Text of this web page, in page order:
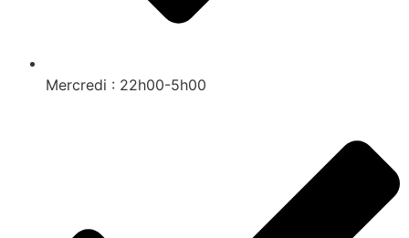
Mercredi : 22h00-5h00